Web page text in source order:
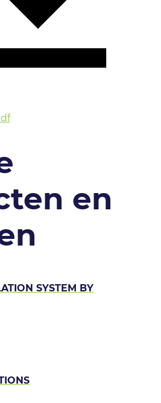
en
SYSTEM BY